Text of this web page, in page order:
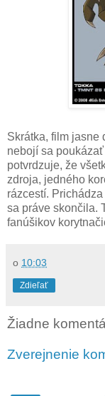
Skrátka, film jasne
nebojí sa
potvrdzuje, že
zdroja, jedného
rázcestí.
sa práve skončila.
fanúšikov
o 10:03
Zdieľať
Žiadne
Zverejnenie